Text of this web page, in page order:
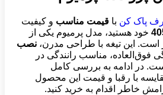
پاک کن با قیمت مناسب و کیفیت
خود هستید، مدل پرمیوم یکی از
است. این تیغه با طراحی مدرن، نصب
فوق‌العاده، مناسب رانندگی در
در ادامه به بررسی کامل
با رقبا و قیمت این محصول
آرامش خاطر اقدام به خرید کنید.